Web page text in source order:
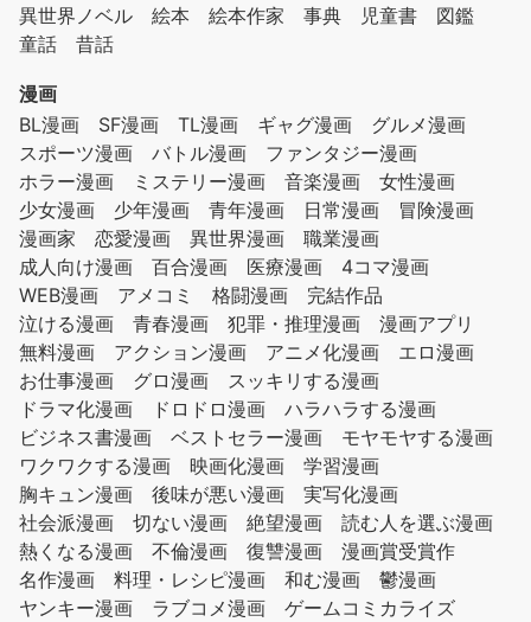
異世界ノベル
絵本 絵本作家 事典 児童書
図鑑
童話
昔話
漫画
BL漫画
SF漫画 TL漫画 ギャグ漫画
グルメ漫画
スポーツ漫画
バトル漫画
ファンタジー漫画
ホラー漫画
ミステリー漫画 音楽漫画
女性漫画
少女漫画
少年漫画 青年漫画 日常漫画
冒険漫画
漫画家
恋愛漫画 異世界漫画
職業漫画
成人向け漫画
百合漫画 医療漫画
4コマ漫画
WEB漫画
アメコミ 格闘漫画
完結作品
泣ける漫画
青春漫画 犯罪・推理漫画
漫画アプリ
無料漫画
アクション漫画 アニメ化漫画
エロ漫画
お仕事漫画
グロ漫画
スッキリする漫画
ドラマ化漫画
ドロドロ漫画
ハラハラする漫画
ビジネス書漫画
ベストセラー漫画
モヤモヤする漫画
ワクワクする漫画
映画化漫画
学習漫画
胸キュン漫画
後味が悪い漫画
実写化漫画
社会派漫画
切ない漫画 絶望漫画
読む人を選ぶ漫画
熱くなる漫画
不倫漫画 復讐漫画
漫画賞受賞作
名作漫画
料理・レシピ漫画 和む漫画
鬱漫画
ヤンキー漫画
ラブコメ漫画
ゲームコミカライズ